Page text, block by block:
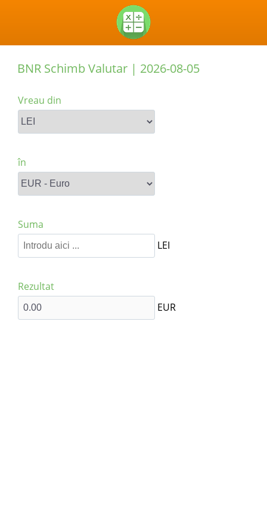
BNR Schimb Valutar | 2026-08-05
Vreau din
în
Suma
LEI
Rezultat
EUR